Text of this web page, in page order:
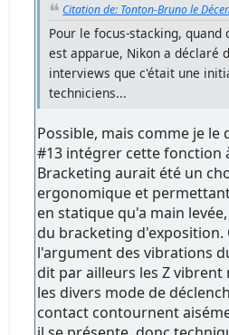
Citation de: Tonton-Bruno le
Pour le focus-stacking,
est apparue, Nikon a déclaré
interviews que c'était une
techniciens...
Possible, mais comme je le
#13 intégrer cette fonction
Bracketing aurait été un
ergonomique et
en statique qu'a main
du bracketing d'exposition.
l'argument des vibrations
dit par ailleurs les Z vibrent
les divers mode de
contact contournent